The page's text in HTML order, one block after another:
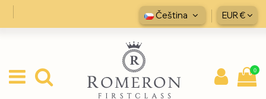
Čeština EUR €
0